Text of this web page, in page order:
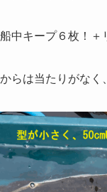
中キープ６枚！＋
らは当たりがなく